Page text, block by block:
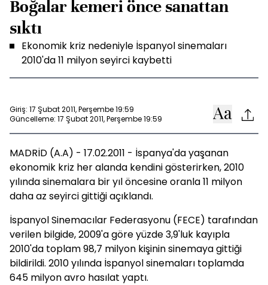
Boğalar kemeri önce sanattan
sıktı
Ekonomik kriz nedeniyle İspanyol sinemaları
2010'da 11 milyon seyirci kaybetti
Giriş: 17 Şubat 2011, Perşembe 19:59
Güncelleme: 17 Şubat 2011, Perşembe 19:59
MADRİD (A.A) - 17.02.2011 - İspanya'da yaşanan
ekonomik kriz her alanda kendini gösterirken, 2010
yılında sinemalara bir yıl öncesine oranla 11 milyon
daha az seyirci gittiği açıklandı.
İspanyol Sinemacılar Federasyonu (FECE) tarafından
verilen bilgide, 2009'a göre yüzde 3,9'luk kayıpla
2010'da toplam 98,7 milyon kişinin sinemaya gittiği
bildirildi. 2010 yılında İspanyol sinemaları toplamda
645 milyon avro hasılat yaptı.